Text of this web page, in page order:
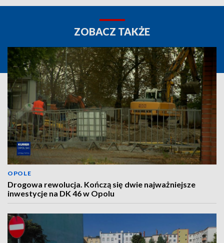
ZOBACZ TAKŻE
OPOLE
Drogowa rewolucja. Kończą się dwie najważniejsze
inwestycje na DK 46 w Opolu